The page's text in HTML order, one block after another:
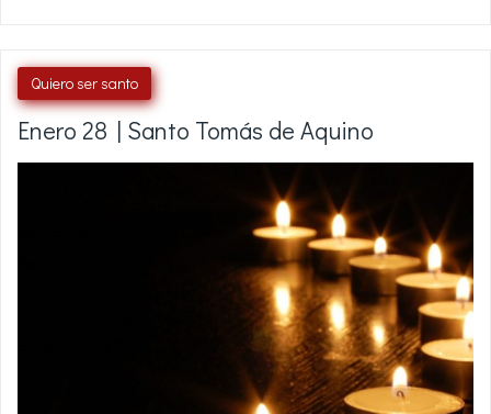
Quiero ser santo
Enero 28 | Santo Tomás de Aquino